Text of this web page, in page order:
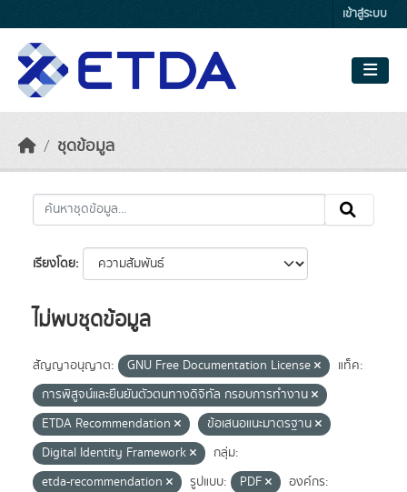
เข้าสู่ระบบ
ชุดข้อมูล
เรียงโดย
ไม่พบชุดข้อมูล
สัญญาอนุญาต: GNU Free Documentation License
แท็ค:
การพิสูจน์และยืนยันตัวตนทางดิจิทัล กรอบการทำงาน
ETDA Recommendation
ข้อเสนอแนะมาตรฐาน
Digital Identity Framework
กลุ่ม:
etda-recommendation
รูปแบบ: PDF
องค์กร: